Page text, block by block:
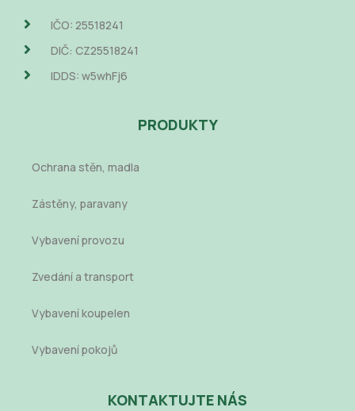
IČO: 25518241
DIČ: CZ25518241
IDDS: w5whFj6
PRODUKTY
Ochrana stěn, madla
Zástěny, paravany
Vybavení provozu
Zvedání a transport
Vybavení koupelen
Vybavení pokojů
KONTAKTUJTE NÁS